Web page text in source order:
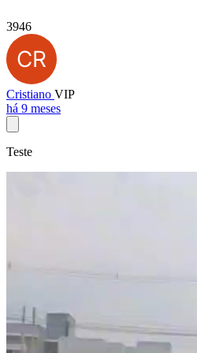
3946
Cristiano VIP
há 9 meses
Teste